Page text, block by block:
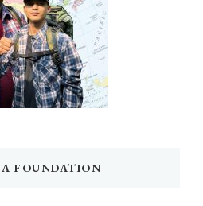
FOUNDATION